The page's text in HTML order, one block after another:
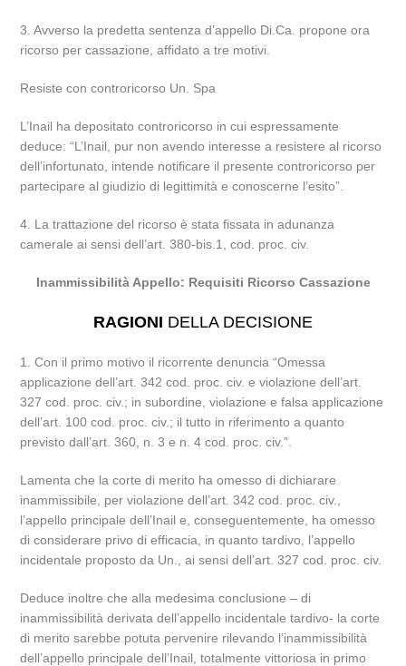
3. Avverso la predetta sentenza d’appello Di.Ca. propone ora
ricorso per cassazione, affidato a tre motivi.
Resiste con controricorso Un. Spa
L’Inail ha depositato controricorso in cui espressamente
deduce: “L’Inail, pur non avendo interesse a resistere al ricorso
dell’infortunato, intende notificare il presente controricorso per
partecipare al giudizio di legittimità e conoscerne l’esito”.
4. La trattazione del ricorso è stata fissata in adunanza
camerale ai sensi dell’art. 380-bis.1, cod. proc. civ.
Inammissibilità Appello: Requisiti Ricorso Cassazione
RAGIONI DELLA DECISIONE
1. Con il primo motivo il ricorrente denuncia “Omessa
applicazione dell’art. 342 cod. proc. civ. e violazione dell’art.
327 cod. proc. civ.; in subordine, violazione e falsa applicazione
dell’art. 100 cod. proc. civ.; il tutto in riferimento a quanto
previsto dall’art. 360, n. 3 e n. 4 cod. proc. civ.”.
Lamenta che la corte di merito ha omesso di dichiarare
inammissibile, per violazione dell’art. 342 cod. proc. civ.,
l’appello principale dell’Inail e, conseguentemente, ha omesso
di considerare privo di efficacia, in quanto tardivo, l’appello
incidentale proposto da Un., ai sensi dell’art. 327 cod. proc. civ.
Deduce inoltre che alla medesima conclusione – di
inammissibilità derivata dell’appello incidentale tardivo- la corte
di merito sarebbe potuta pervenire rilevando l’inammissibilità
dell’appello principale dell’Inail, totalmente vittoriosa in primo